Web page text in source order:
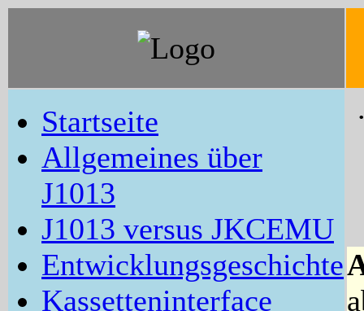
Startseite
Allgemeines über
J1013
J1013 versus JKCEMU
Entwicklungsgeschichte
Kassetteninterface